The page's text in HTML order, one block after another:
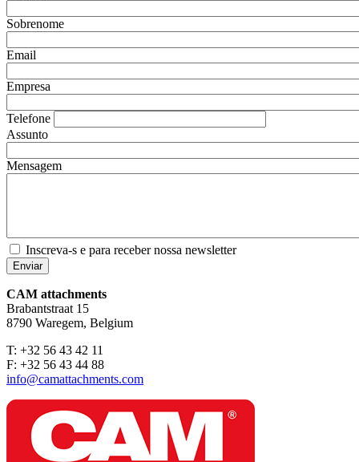
Sobrenome
Email
Empresa
Telefone
Assunto
Mensagem
Inscreva-s e para receber nossa newsletter
CAM attachments
Brabantstraat 15
8790 Waregem, Belgium
T: +32 56 43 42 11
F: +32 56 43 44 88
info@camattachments.com